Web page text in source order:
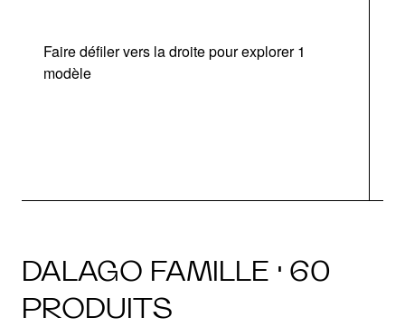
Faire défiler vers la droite pour explorer 1
modèle
DALAGO FAMILLE · 60
PRODUITS